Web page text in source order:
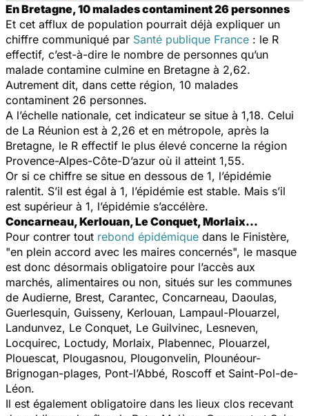
En Bretagne, 10 malades contaminent 26 personnes
Et cet afflux de population pourrait déjà expliquer un
chiffre communiqué par Santé publique France : le R
effectif, c’est-à-dire le nombre de personnes qu’un
malade contamine culmine en Bretagne à 2,62.
Autrement dit, dans cette région, 10 malades
contaminent 26 personnes.
A l’échelle nationale, cet indicateur se situe à 1,18. Celui
de La Réunion est à 2,26 et en métropole, après la
Bretagne, le R effectif le plus élevé concerne la région
Provence-Alpes-Côte-D’azur où il atteint 1,55.
Or si ce chiffre se situe en dessous de 1, l’épidémie
ralentit. S’il est égal à 1, l’épidémie est stable. Mais s’il
est supérieur à 1, l’épidémie s’accélère.
Concarneau, Kerlouan, Le Conquet, Morlaix…
Pour contrer tout rebond épidémique dans le Finistère,
"en plein accord avec les maires concernés", le masque
est donc désormais obligatoire pour l’accès aux
marchés, alimentaires ou non, situés sur les communes
de Audierne, Brest, Carantec, Concarneau, Daoulas,
Guerlesquin, Guisseny, Kerlouan, Lampaul-Plouarzel,
Landunvez, Le Conquet, Le Guilvinec, Lesneven,
Locquirec, Loctudy, Morlaix, Plabennec, Plouarzel,
Plouescat, Plougasnou, Plougonvelin, Plounéour-
Brignogan-plages, Pont-l’Abbé, Roscoff et Saint-Pol-de-
Léon.
Il est également obligatoire dans les lieux clos recevant